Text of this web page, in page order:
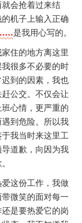
会抢着过来结
机子上输入正确
……是我用心写的。
住的地方离这里
很多不必要的时
到的因素，我也
公交。不仅会让
心情，更严重的
到危险。所以我
我当时来这里工
道歉，向因为我
这份工作，我做
微笑的面对每一
是要热爱它的岗